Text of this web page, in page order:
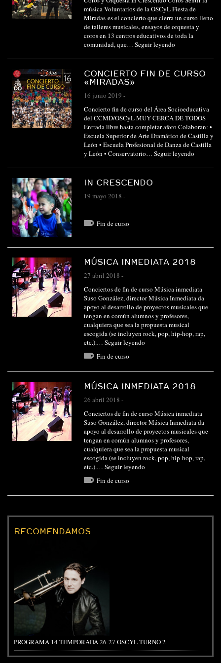
música Voluntarios de la OSCyL Fiesta de
Miradas es el concierto que cierra un curso lleno
de talleres musicales, ensayos de orquesta y
coros en 13 centros educativos de toda la
comunidad, que… Seguir leyendo
CONCIERTO FIN DE CURSO
«MIRADAS»
16 junio 2019 -
Concierto fin de curso del Área Socioeducativa
del CCMD/OSCyL MUY CERCA DE TODOS
Entrada libre hasta completar aforo Colaboran: •
Escuela Superior de Arte Dramático de Castilla y
León • Escuela Profesional de Danza de Castilla
y León • Conservatorio… Seguir leyendo
IN CRESCENDO
19 mayo 2018 -
Fin de curso
MÚSICA INMEDIATA 2018
27 abril 2018 -
Conciertos de fin de curso Música inmediata
Suso González, director Música Inmediata da
apoyo al desarrollo de proyectos musicales que
tengan en común alumnos y profesores,
cualquiera que sea la propuesta musical
escogida (se incluyen rock, pop, hip-hop, rap,
etc.).… Seguir leyendo
Fin de curso
MÚSICA INMEDIATA 2018
26 abril 2018 -
Conciertos de fin de curso Música inmediata
Suso González, director Música Inmediata da
apoyo al desarrollo de proyectos musicales que
tengan en común alumnos y profesores,
cualquiera que sea la propuesta musical
escogida (se incluyen rock, pop, hip-hop, rap,
etc.).… Seguir leyendo
Fin de curso
RECOMENDAMOS
PROGRAMA 14 TEMPORADA 26-27 OSCYL TURNO 2